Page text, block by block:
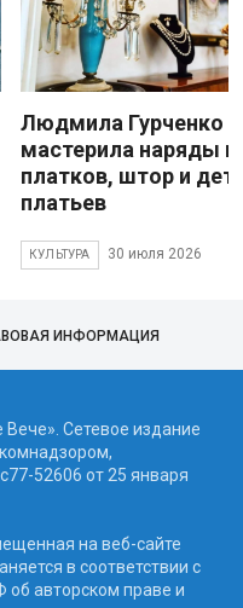
Людмила Гурченко
мастерила наряды
платков, штор и
платьев
КУЛЬТУРА 30 июля 2026
ИНФОРМАЦИЯ
Сетевое издание
52606 от 25 января
на веб-сайте
в соответствии с
об авторском праве и